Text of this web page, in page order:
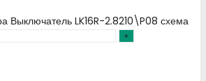
Выключатель LK16R-2.8210\P08 схема